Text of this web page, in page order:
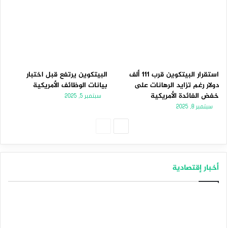
استقرار البيتكوين قرب 111 ألف
دولار رغم تزايد الرهانات على
خفض الفائدة الأمريكية
سبتمبر 8, 2025
البيتكوين يرتفع قبل اختبار
بيانات الوظائف الأمريكية
سبتمبر 5, 2025
أخبار إقتصادية